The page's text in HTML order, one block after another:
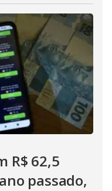
R$ 62,5
passado,